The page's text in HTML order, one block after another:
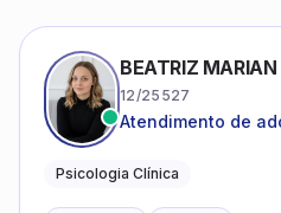
BEATRIZ
12/25527
Atendimento de
Psicologia Clínica